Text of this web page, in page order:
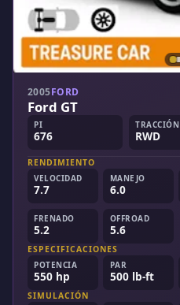
2005FORD
Ford GT
PI
676
TRACCIÓN
RWD
RENDIMIENTO
VELOCIDAD
7.7
MANEJO
6.0
FRENADO
5.2
OFFROAD
5.6
ESPECIFICACIONES
POTENCIA
550 hp
PAR
500 lb-ft
SIMULACIÓN